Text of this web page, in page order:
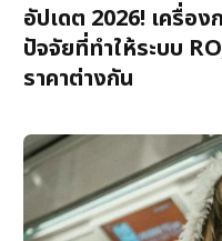
อัปเดต 2026! เครื่อง
ปัจจัยที่ทำให้ระบบ
ราคาต่างกัน